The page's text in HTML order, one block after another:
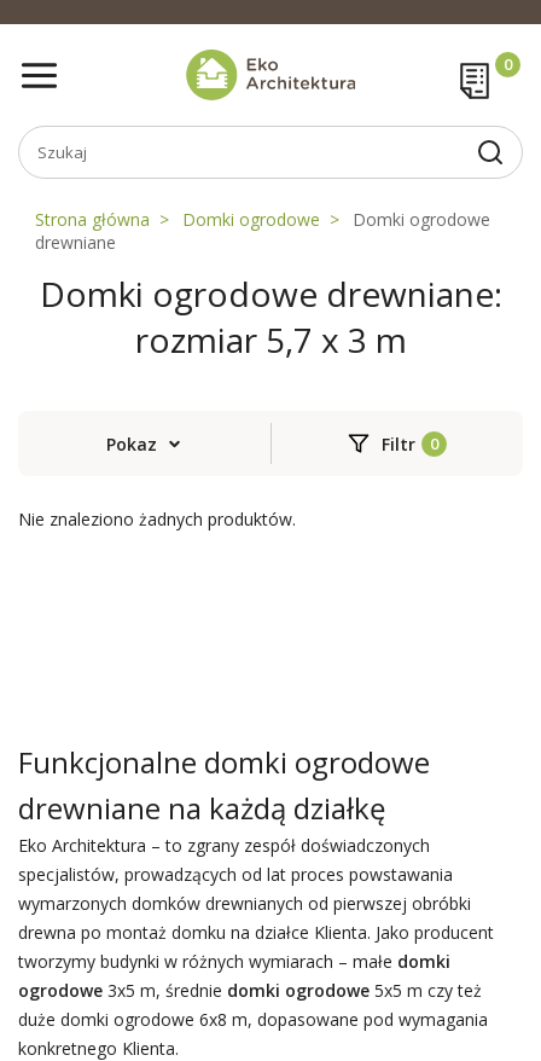
Strona główna Domki ogrodowe
Domki ogrodowe
drewniane
Domki ogrodowe drewniane:
rozmiar 5,7 x 3 m
Pokaz Filtr
Nie znaleziono żadnych produktów.
Funkcjonalne domki ogrodowe
drewniane na każdą działkę
Eko Architektura – to zgrany zespół doświadczonych
specjalistów, prowadzących od lat proces powstawania
wymarzonych domków drewnianych od pierwszej obróbki
drewna po montaż domku na działce Klienta. Jako producent
tworzymy budynki w różnych wymiarach – małe domki
ogrodowe3x5 m, średnie domki ogrodowe5x5 m czy też
duże domki ogrodowe 6x8 m, dopasowane pod wymagania
konkretnego Klienta.